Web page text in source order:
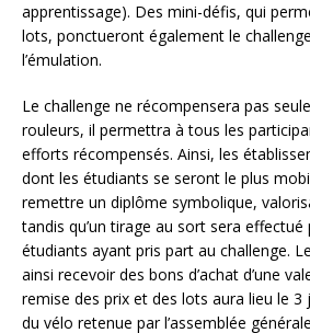
apprentissage). Des mini-défis, qui
lots, ponctueront également le
l’émulation.
Le challenge ne récompensera pas
rouleurs, il permettra à tous les
efforts récompensés. Ainsi, les
dont les étudiants se seront le plus
remettre un diplôme symbolique,
tandis qu’un tirage au sort sera effectué
étudiants ayant pris part au challenge.
ainsi recevoir des bons d’achat d’une
remise des prix et des lots aura lieu le
du vélo retenue par l’assemblée